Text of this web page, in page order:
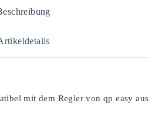
mit dem Regler von qp easy aus